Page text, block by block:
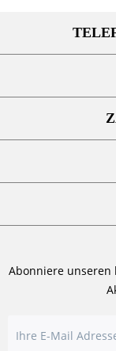
Abonniere unseren